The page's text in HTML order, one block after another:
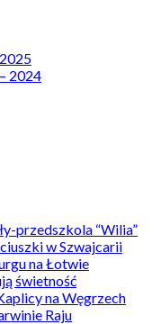
2024
przedszkola “Wilia”
w Szwajcarii
na Łotwie
świetność
na Węgrzech
Raju